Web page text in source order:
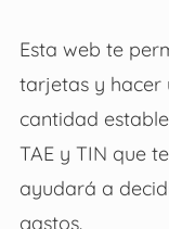
Esta web te
tarjetas y hacer
cantidad
TAE y TIN que
ayudará a
gastos.